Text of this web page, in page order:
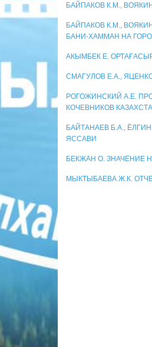
БАЙПАКОВ К.М.,
БАЙПАКОВ К.М.,
БАНИ-ХАММАН НА
АКЫМБЕК Е.
СМАГУЛОВ Е.А.,
РОГОЖИНСКИЙ А.Е.
КОЧЕВНИКОВ
БАЙТАНАЕВ Б.А.,
ЯССАВИ
БЕКЖАН О. ЗНАЧЕНИЕ
МЫКТЫБАЕВА Ж.К.